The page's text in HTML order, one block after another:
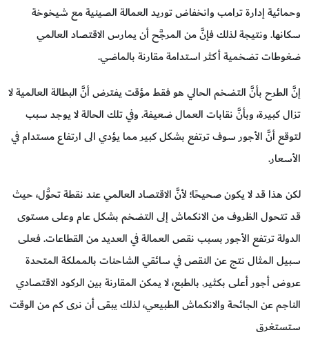
وحمائية إدارة ترامب وانخفاض توريد العمالة الصينية مع شيخوخة
سكانها. ونتيجة لذلك فإنَّ من المرجَّح أن يمارس الاقتصاد العالمي
ضغوطات تضخمية أكثر استدامة مقارنة بالماضي.
إنَّ الطرح بأنَّ التضخم الحالي هو فقط مؤقت يفترض أنَّ البطالة العالمية لا
تزال كبيرة، وبأنَّ نقابات العمال ضعيفة. وفي تلك الحالة لا يوجد سبب
لتوقع أنَّ الأجور سوف ترتفع بشكل كبير مما يؤدي الى ارتفاع مستدام في
الأسعار.
لكن هذا قد لا يكون صحيحًا؛ لأنَّ الاقتصاد العالمي عند نقطة تحوُّل، حيث
قد تتحول الظروف من الانكماش إلى التضخم بشكل عام وعلى مستوى
الدولة ترتفع الأجور بسبب نقص العمالة في العديد من القطاعات. فعلى
سبيل المثال نتج عن النقص في سائقي الشاحنات بالمملكة المتحدة
عروض أجور أعلى بكثير. بالطبع، لا يمكن المقارنة بين الركود الاقتصادي
الناجم عن الجائحة والانكماش الطبيعي، لذلك يبقى أن نرى كم من الوقت
ستستغرق